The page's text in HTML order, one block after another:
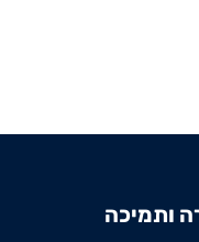
ותמיכה